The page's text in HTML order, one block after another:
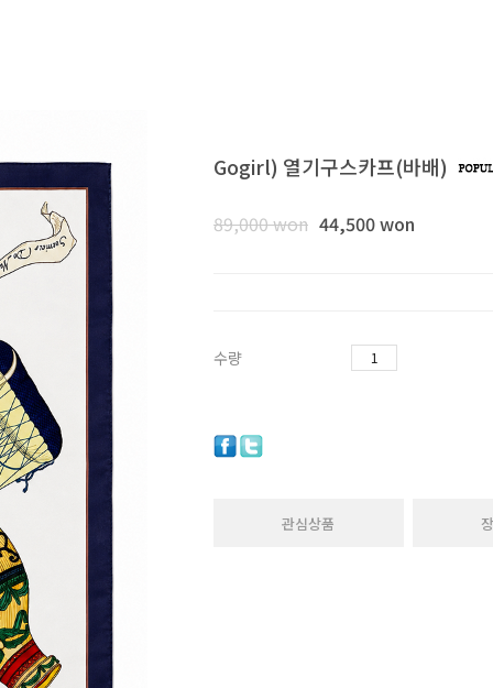
Gogirl) 열기구스카프(바배)
89,000won 44,500 won
수량
관심상품